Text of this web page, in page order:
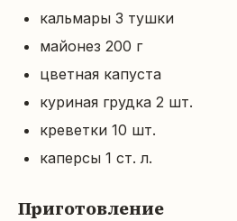
кальмары 3 тушки
майонез 200 г
цветная капуста
куриная грудка 2 шт.
креветки 10 шт.
каперсы 1 ст. л.
Приготовление